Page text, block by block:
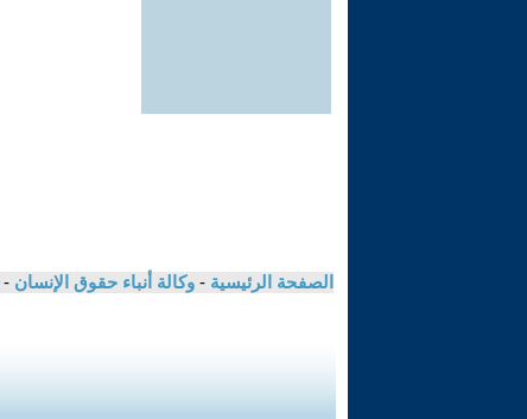
الصفحة الرئيسية - وكالة أنباء حقوق الإنسان -